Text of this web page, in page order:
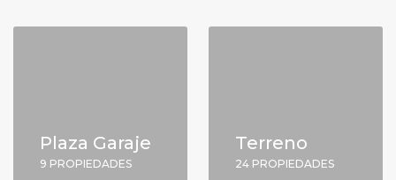
Plaza Garaje
9 PROPIEDADES
Terreno
24 PROPIEDADES